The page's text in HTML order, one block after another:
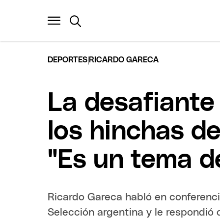
DEPORTES RICARDO GARECA
La
los hinchas
"Es un tema
Ricardo Gareca habló en
Selección argentina y le